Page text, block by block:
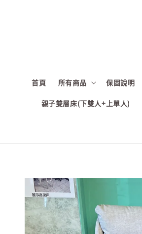
首頁 所有商品 保固說明
親子雙層床(下雙人+上單人)